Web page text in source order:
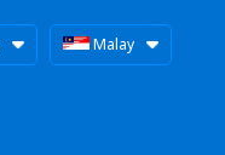
Malay